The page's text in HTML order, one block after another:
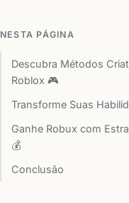
NESTA PÁGINA
Descubra Métodos
Roblox 🎮
Transforme Suas
Ganhe Robux com
💰
Conclusão